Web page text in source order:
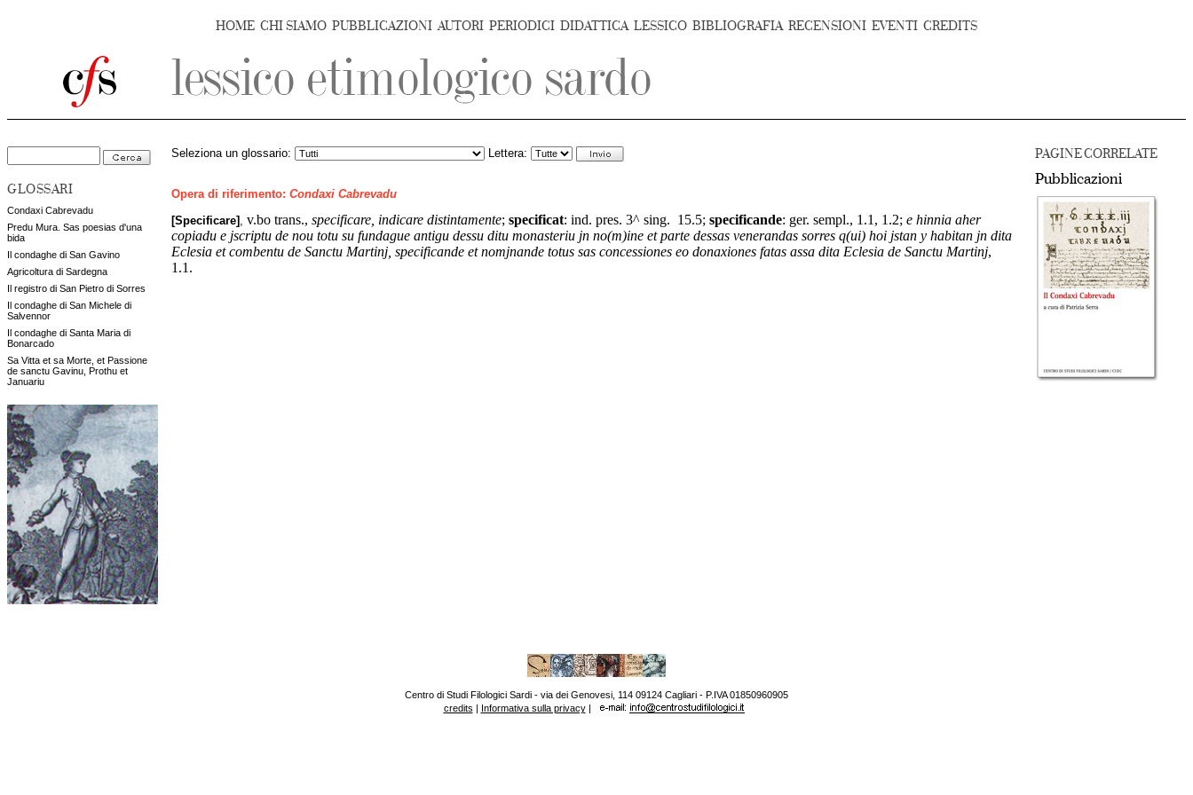
HOME CHI SIAMO PUBBLICAZIONI AUTORI PERIODICI DIDATTICA LESSICO BIBLIOGRAFIA RECENSIONI EVENTI CREDITS
GLOSSARI
Condaxi Cabrevadu
Predu Mura. Sas poesias d'una
bida
Il condaghe di San Gavino
Agricoltura di Sardegna
Il registro di San Pietro di Sorres
Il condaghe di San Michele di
Salvennor
Il condaghe di Santa Maria di
Bonarcado
Sa Vitta et sa Morte, et Passione
de sanctu Gavinu, Prothu et
Januariu
PAGINE CORRELATE
Pubblicazioni
Seleziona un glossario: Lettera:
Opera di riferimento: Condaxi Cabrevadu
[Specificare] v.bo trans., specificare, indicare distintamente; specificat: ind. pres. 3^ sing. 15.5; specificande: ger. sempl., 1.1, 1.2; e hinnia aher
copiadu e jscriptu de nou totu su fundague antigu dessu ditu monasteriu jn no(m)ine et parte dessas venerandas sorres q(ui) hoi jstan y habitan jn dita
Eclesia et combentu de Sanctu Martinj, specificande et nomjnande totus sas concessiones eo donaxiones fatas assa dita Eclesia de Sanctu Martinj,
1.1.
Centro di Studi Filologici Sardi - via dei Genovesi, 114 09124 Cagliari - P.IVA 01850960905
credits | Informativa sulla privacy|